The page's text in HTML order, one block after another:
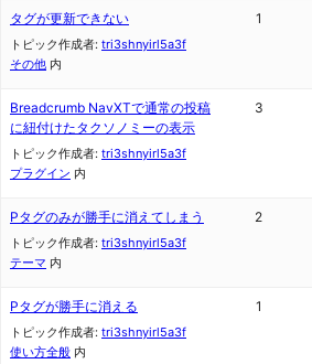
タグが更新できない
トピック作成者: tri3shnyirl5a3f
その他 内
1
Breadcrumb NavXTで通常の投稿
に紐付けたタクソノミーの表示
トピック作成者: tri3shnyirl5a3f
プラグイン 内
3
Pタグのみが勝手に消えてしまう
トピック作成者: tri3shnyirl5a3f
テーマ 内
2
Pタグが勝手に消える
トピック作成者: tri3shnyirl5a3f
使い方全般 内
1